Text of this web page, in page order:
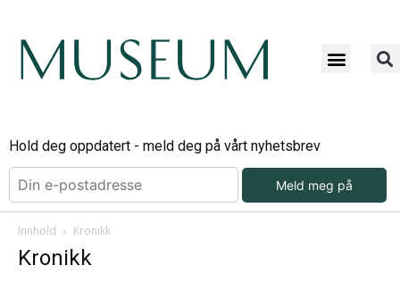
Hold deg oppdatert - meld deg på vårt nyhetsbrev
Meld meg på
Innhold Kronikk
Kronikk